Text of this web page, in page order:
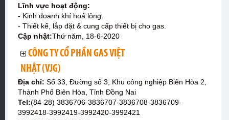
Lĩnh vực hoạt động:
- Kinh doanh khí hoá lỏng.
- Thiết kế, lắp đặt & cung cấp thiết bị cho gas.
Cập nhật:Thứ năm, 18-6-2020
CÔNG TY CỔ PHẦN GAS VIỆT
NHẬT (VJG)
Địa chỉ: Số 33, Đường số 3, Khu công nghiệp Biên Hòa 2,
Thành Phố Biên Hòa, Tỉnh Đồng Nai
Tel:(84-28) 3836706-3836707-3836708-3836709-
3992418-3992419-3992420-3992421